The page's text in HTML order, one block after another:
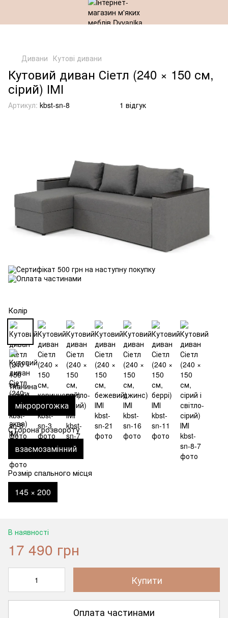
Дивани Кутові дивани
Кутовий диван Сіетл (240 × 150 см,
сірий) ІМІ
Артикул: kbst-sn-8 1 відгук
Колір
Тканина
мікророгожка
Сторона розвороту
взаємозамінний
Розмір спального місця
145 × 200
В наявності
17 490 грн
Купити
Оплата частинами